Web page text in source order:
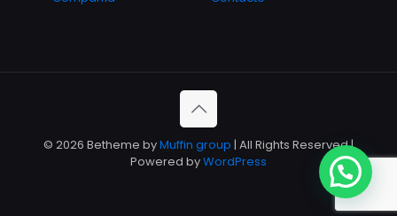
© 2026 Betheme byMuffin group | All Rights Reserved |
Powered byWordPress